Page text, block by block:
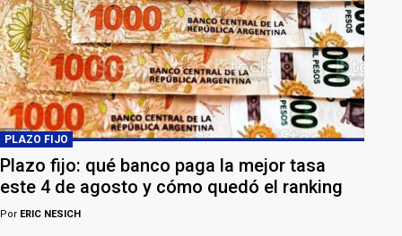
PLAZO FIJO
Plazo fijo: qué banco paga la mejor tasa
este 4 de agosto y cómo quedó el ranking
Por ERIC NESICH